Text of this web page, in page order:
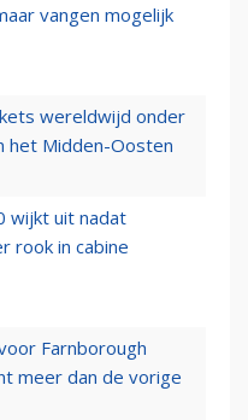
vangen mogelijk
wereldwijd onder
het Midden-Oosten
wijkt uit nadat
rook in cabine
Farnborough
meer dan de vorige